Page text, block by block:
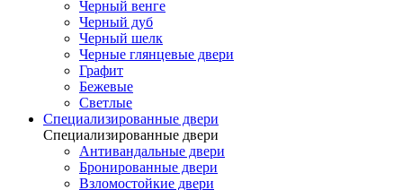
Черный венге
Черный дуб
Черный шелк
Черные глянцевые двери
Графит
Бежевые
Светлые
Специализированные двери
Специализированные двери
Антивандальные двери
Бронированные двери
Взломостойкие двери